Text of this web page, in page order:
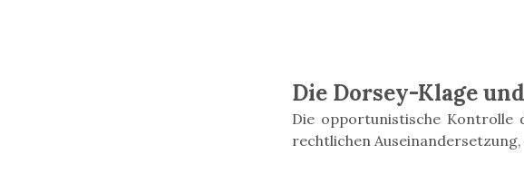
Die Dorsey-Klage
Die opportunistische Kontrolle
rechtlichen